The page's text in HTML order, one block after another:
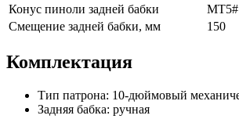
Конус пиноли задней бабки
МТ5#
Смещение задней бабки, мм
150
Комплектация
Тип патрона: 10-дюймовый
Задняя бабка: ручная